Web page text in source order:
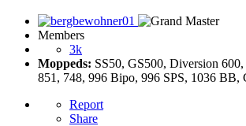
Members
3k
Moppeds: SS50, GS500, Diversion
851, 748, 996 Bipo, 996 SPS, 1036 BB,
Report
Share